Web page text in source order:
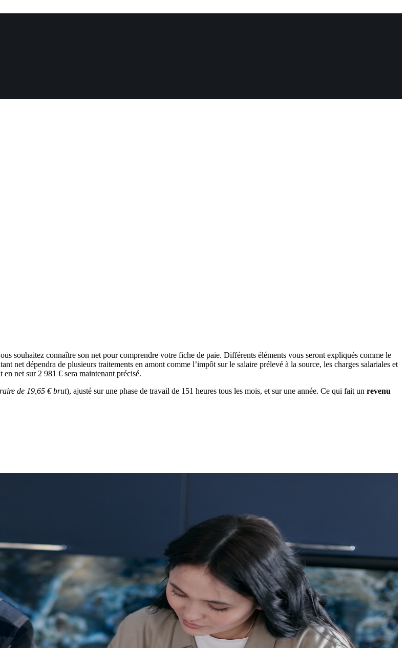
souhaitez connaître son net pour comprendre votre fiche de paie. Différents éléments vous seront expliqués comme le
net dépendra de plusieurs traitements en amont comme l’impôt sur le salaire prélevé à la source, les charges salariales et
net sur 2 981 € sera maintenant précisé.
de 19,65 € brut), ajusté sur une phase de travail de 151 heures tous les mois, et sur une année. Ce qui fait un revenu